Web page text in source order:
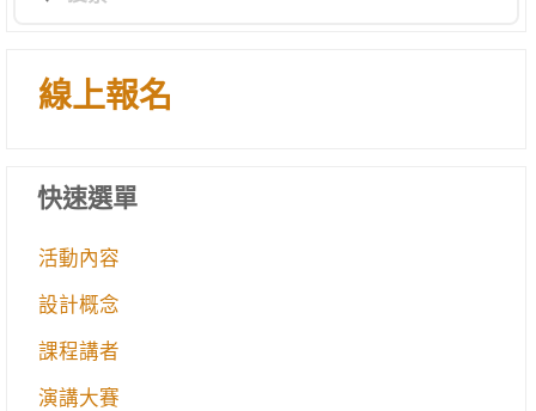
線上報名
快速選單
活動內容
設計概念
課程講者
演講大賽